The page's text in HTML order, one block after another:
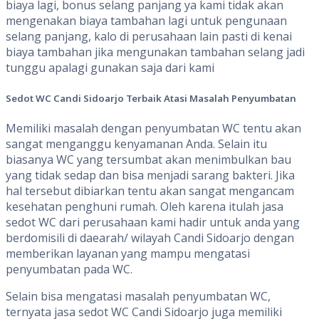
biaya lagi, bonus selang panjang ya kami tidak akan
mengenakan biaya tambahan lagi untuk pengunaan
selang panjang, kalo di perusahaan lain pasti di kenai
biaya tambahan jika mengunakan tambahan selang jadi
tunggu apalagi gunakan saja dari kami
Sedot WC Candi Sidoarjo Terbaik Atasi Masalah Penyumbatan
Memiliki masalah dengan penyumbatan WC tentu akan
sangat menganggu kenyamanan Anda. Selain itu
biasanya WC yang tersumbat akan menimbulkan bau
yang tidak sedap dan bisa menjadi sarang bakteri. Jika
hal tersebut dibiarkan tentu akan sangat mengancam
kesehatan penghuni rumah. Oleh karena itulah jasa
sedot WC dari perusahaan kami hadir untuk anda yang
berdomisili di daearah/ wilayah Candi Sidoarjo dengan
memberikan layanan yang mampu mengatasi
penyumbatan pada WC.
Selain bisa mengatasi masalah penyumbatan WC,
ternyata jasa sedot WC Candi Sidoarjo juga memiliki